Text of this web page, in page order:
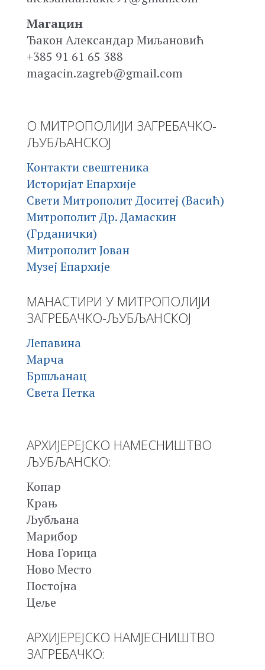
Магацин
Ђакон Александар Миљановић
+385 91 61 65 388
magacin.zagreb@gmail.com
О МИТРОПОЛИЈИ ЗАГРЕБАЧКО-
ЉУБЉАНСКОЈ
Контакти свештеника
Историјат Епархије
Свети Митрополит Доситеј (Васић)
Митрополит Др. Дамаскин
(Грданички)
Митрополит Јован
Музеј Епархије
МАНАСТИРИ У МИТРОПОЛИЈИ
ЗАГРЕБАЧКО-ЉУБЉАНСКОЈ
Лепавина
Марча
Бршљанац
Света Петка
АРХИЈЕРЕЈСКО НАМЕСНИШТВО
ЉУБЉАНСКО:
Копар
Крањ
Љубљана
Марибор
Нова Горица
Ново Место
Постојна
Цеље
АРХИЈЕРЕЈСКО НАМЈЕСНИШТВО
ЗАГРЕБАЧКО: